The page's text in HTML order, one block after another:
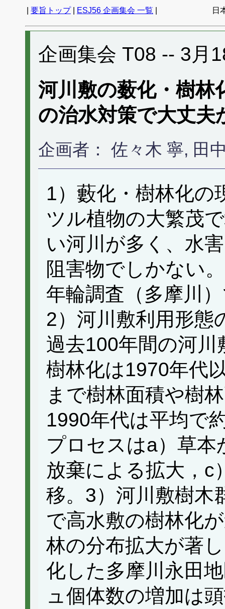
要旨トップ| ESJ56 企画集会 一覧 日
企画集会 T08 -- 3月
河川敷の薮化・樹林
の治水対策で大丈夫
企画者： 佐々木 寧, 田
1）藪化・樹林化の
ツル植物の大繁茂
い河川が多く、水
阻害物でしかない
年輪調査（多摩川
2）河川敷利用形態
過去100年間の河川
樹林化は1970年代
まで樹林面積や樹
1990年代は平均で
プロセスはa）草本
放棄による拡大，c
移。3）河川敷樹木
で高水敷の樹林化
林の分布拡大が著
化した多摩川永田
ュ個体数の増加は